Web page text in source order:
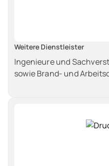
Weitere Dienstleister
Ingenieure und
sowie Brand- und